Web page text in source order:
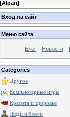
[Alpan]
Вход на сайт
Меню сайта
Блог Новости
Categories
Другое
Компьютерные игры
Красота и здоровье
Люди и блоги